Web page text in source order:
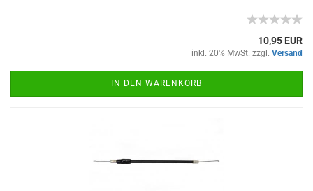
10,95 EUR
inkl. 20% MwSt. zzgl. Versand
IN DEN WARENKORB